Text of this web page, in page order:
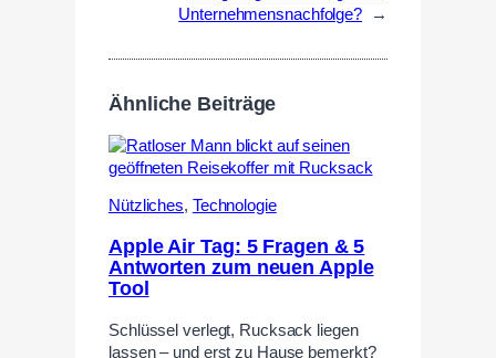
Unternehmensnachfolge?
→
Ähnliche Beiträge
Nützliches, Technologie
Apple Air Tag: 5 Fragen & 5
Antworten zum neuen Apple
Tool
Schlüssel verlegt, Rucksack liegen
lassen – und erst zu Hause bemerkt?